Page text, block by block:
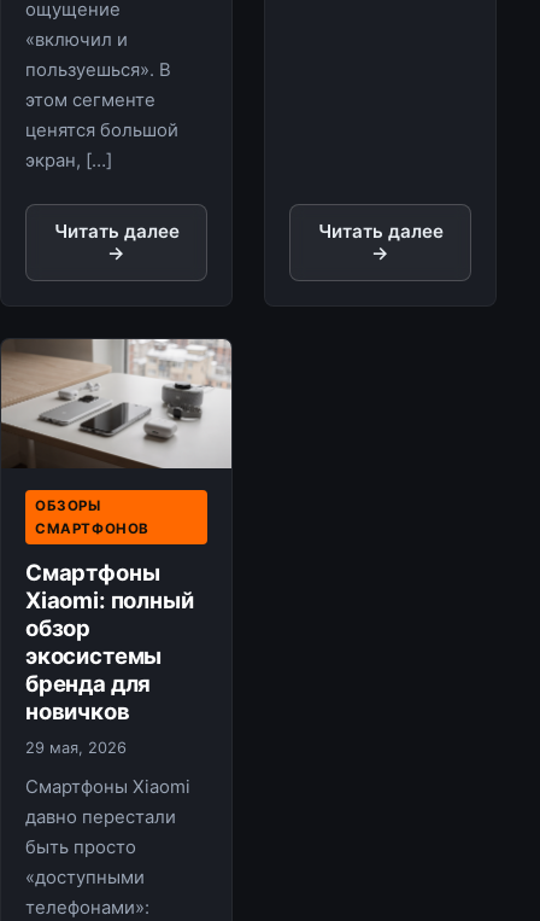
ощущение
«включил и
пользуешься». В
этом сегменте
ценятся большой
экран, […]
Читать далее
→
Читать далее
→
ОБЗОРЫ
СМАРТФОНОВ
Смартфоны
Xiaomi: полный
обзор
экосистемы
бренда для
новичков
29 мая, 2026
Смартфоны Xiaomi
давно перестали
быть просто
«доступными
телефонами»: